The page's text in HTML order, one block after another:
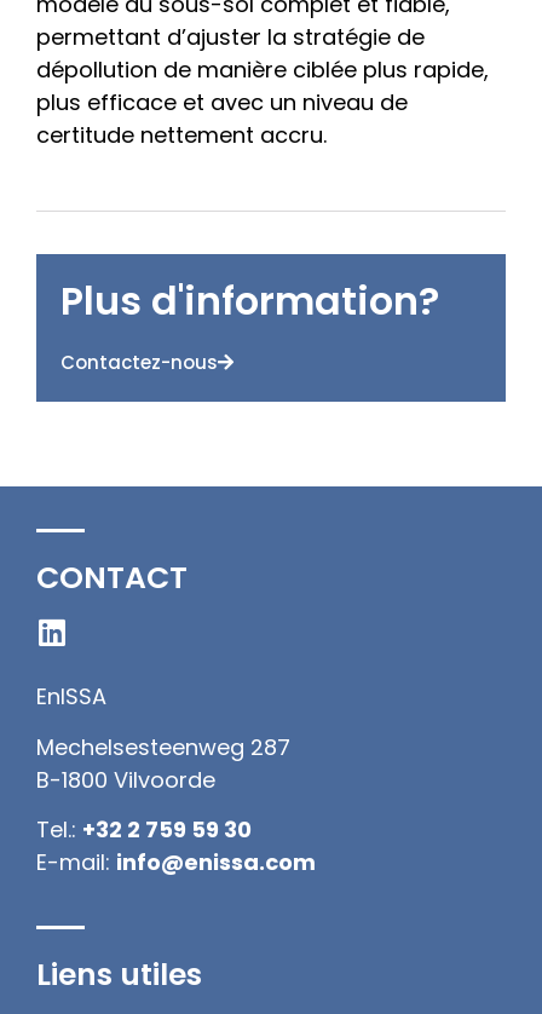
permettant d’ajuster la stratégie de
dépollution de manière ciblée plus rapide,
plus efficace et avec un niveau de
certitude nettement accru.
Plus d'information?
Contactez-nous
CONTACT
EnISSA
Mechelsesteenweg 287
B-1800 Vilvoorde
Tel.: +32 2 759 59 30
E-mail: info@enissa.com
Liens utiles